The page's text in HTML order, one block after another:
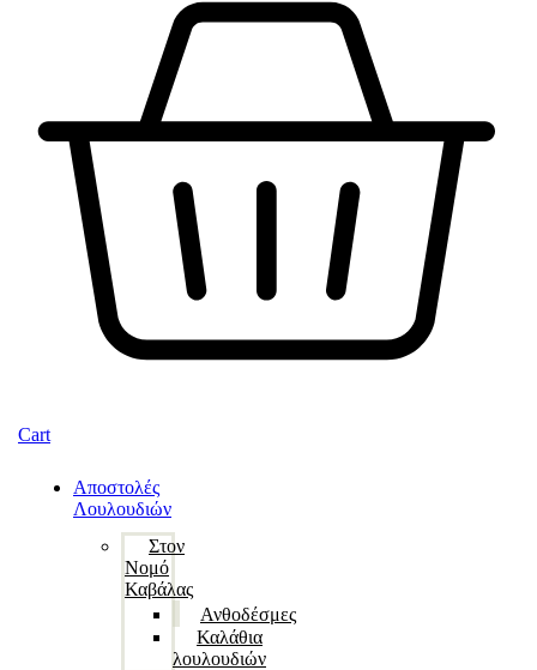
Cart
Αποστολές
Λουλουδιών
Στον
Νομό
Καβάλας
Ανθοδέσμες
Καλάθια
λουλουδιών